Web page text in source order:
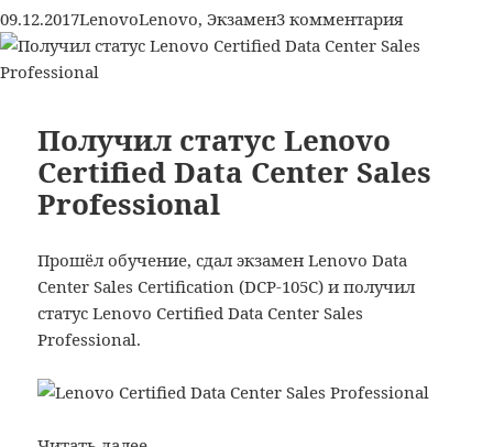
Technical
Sales
Опубликовано
09.12.2017Рубрики
LenovoМетки
Lenovo, Экзамен3 комментарияк
записи
Data
Sales
Получил статус Lenovo
Certified Data Center Sales
Professional
Прошёл обучение, сдал экзамен Lenovo Data
Center Sales Certification (DCP-105C) и получил
статус Lenovo Certified Data Center Sales
Professional.